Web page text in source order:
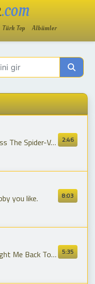
.COM
Türk Top Albümler
2:46
To Spider-Punk: Hobie Brown | Voyage
8:03
you like.
5:35
Me Back To Life